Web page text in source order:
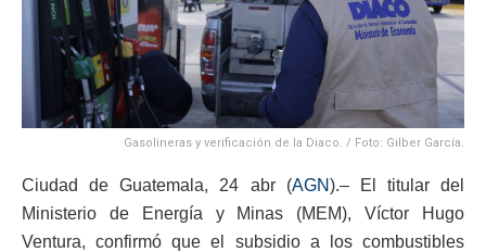
Gasolineras y verificación de la Diaco. / Foto: Gilber García.
Ciudad de Guatemala, 24 abr (AGN).– El titular del
Ministerio de Energía y Minas (MEM), Víctor Hugo
Ventura, confirmó que el subsidio a los combustibles